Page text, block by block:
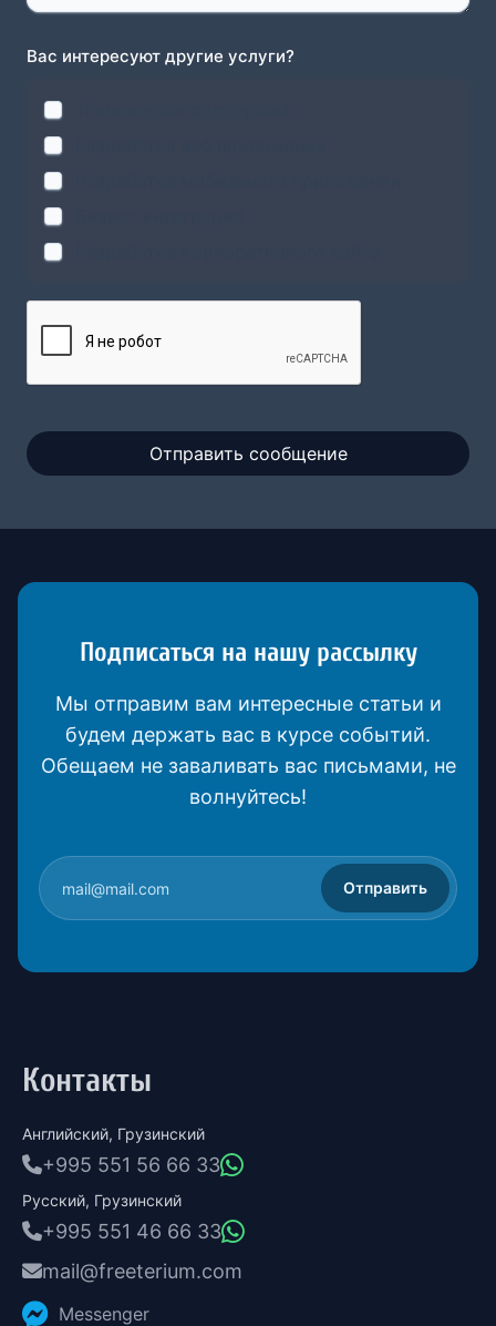
Вас интересуют другие услуги?
Отправить сообщение
Подписаться на нашу рассылку
Мы отправим вам интересные статьи и
будем держать вас в курсе событий.
Обещаем не заваливать вас письмами, не
волнуйтесь!
Отправить
Контакты
Английский, Грузинский
+995 551 56 66 33
Русский, Грузинский
+995 551 46 66 33
mail@freeterium.com
Messenger